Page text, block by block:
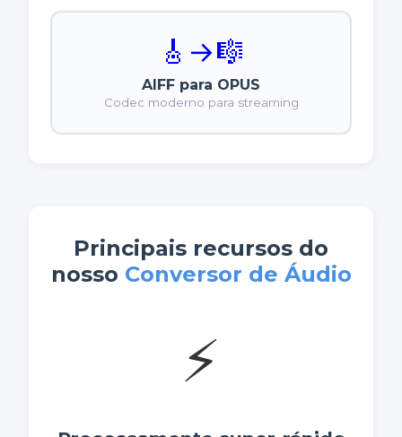
🎸 →🎼
AIFF para OPUS
Codec moderno para streaming
Principais recursos do
nosso Conversor de Áudio
⚡